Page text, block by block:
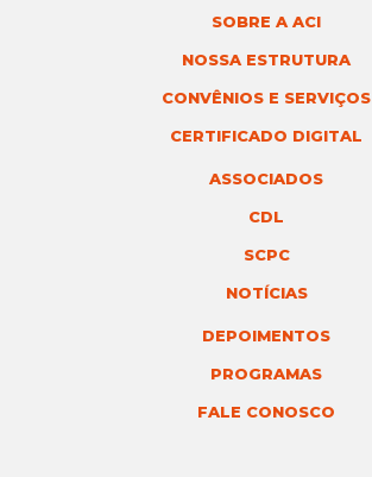
SOBRE A ACI
NOSSA ESTRUTURA
CONVÊNIOS E SERVIÇOS
CERTIFICADO DIGITAL
ASSOCIADOS
CDL
SCPC
NOTÍCIAS
DEPOIMENTOS
PROGRAMAS
FALE CONOSCO